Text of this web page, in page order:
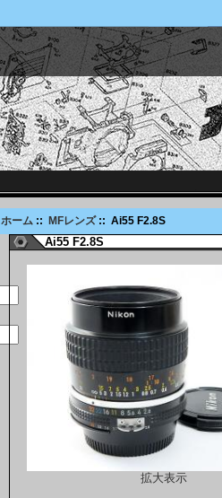
ホーム :: MFレンズ:: Ai55 F2.8S
Ai55 F2.8S
拡大表示